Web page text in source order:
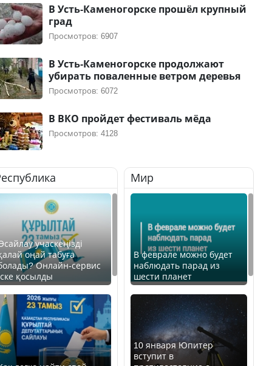
В Усть-Каменогорске прошёл крупный
град
Просмотров: 6907
В Усть-Каменогорске продолжают
убирать поваленные ветром деревья
Просмотров: 6072
В ВКО пройдет фестиваль мёда
Просмотров: 4128
учаскеңізді
оңай табуға
Онлайн-сервис
қосылды
Мир
В феврале можно будет
наблюдать парад из
шести планет
10 января Юпитер
вступит в